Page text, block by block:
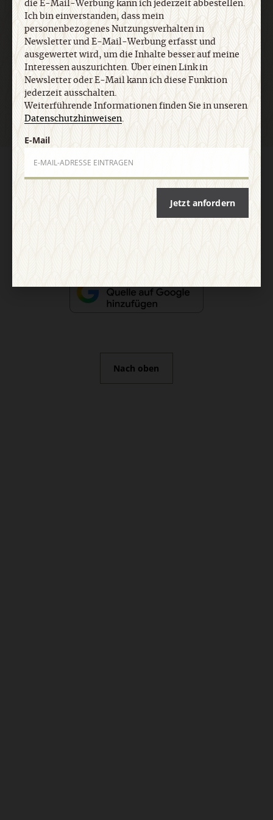
E-Mail
Jetzt anmelden
Impressum
Abo online kündigen
Nach oben
die E-Mail-Werbung kann ich jederzeit abbestellen.
Ich bin einverstanden, dass mein
personenbezogenes Nutzungsverhalten in
Newsletter und E-Mail-Werbung erfasst und
ausgewertet wird, um die Inhalte besser auf meine
Interessen auszurichten. Über einen Link in
Newsletter oder E-Mail kann ich diese Funktion
jederzeit ausschalten.
Weiterführende Informationen finden Sie in unseren
Datenschutzhinweisen.
E-Mail
Jetzt anfordern